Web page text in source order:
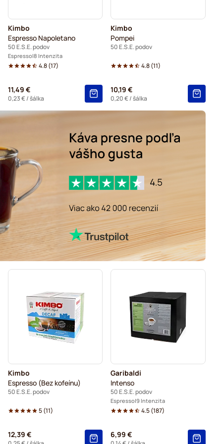
Kimbo
Espresso Napoletano
50 E.S.E. podov
Espresso 8 Intenzita
4.8(17)
11,49 €
0,23 €/ šálka
Kimbo
Pompei
50 E.S.E. podov
4.8(11)
10,19 €
0,20 €/ šálka
Kimbo
Espresso (Bez kofeínu)
50 E.S.E. podov
5(11)
12,39 €
Garibaldi
Intenso
50 E.S.E. podov
Espresso 9 Intenzita
4.5(187)
6,99 €